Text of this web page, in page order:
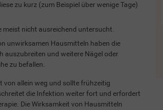
zu kurz (zum Beispiel über wenige Tage)
meist nicht ausreichend untersucht.
unwirksamen Hausmitteln haben die
auszubreiten und weitere Nägel oder
zu befallen.
von allein weg und sollte frühzeitig
die Infektion weiter fort und erfordert
Die Wirksamkeit von Hausmitteln
Leihschuhe